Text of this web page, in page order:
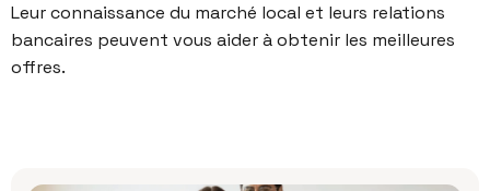
Leur connaissance du marché local et leurs relations
bancaires peuvent vous aider à obtenir les meilleures
offres.